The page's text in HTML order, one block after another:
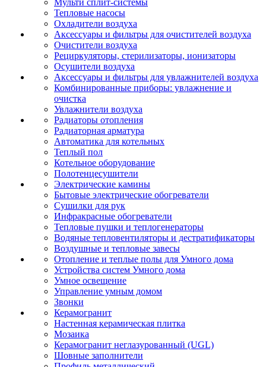
Мульти сплит-системы
Тепловые насосы
Охладители воздуха
Аксессуары и фильтры для очистителей воздуха
Очистители воздуха
Рециркуляторы, стерилизаторы, ионизаторы
Осушители воздуха
Аксессуары и фильтры для увлажнителей воздуха
Комбинированные приборы: увлажнение и
очистка
Увлажнители воздуха
Радиаторы отопления
Радиаторная арматура
Автоматика для котельных
Теплый пол
Котельное оборудование
Полотенцесушители
Электрические камины
Бытовые электрические обогреватели
Сушилки для рук
Инфракрасные обогреватели
Тепловые пушки и теплогенераторы
Водяные тепловентиляторы и дестратификаторы
Воздушные и тепловые завесы
Отопление и теплые полы для Умного дома
Устройства систем Умного дома
Умное освещение
Управление умным домом
Звонки
Керамогранит
Настенная керамическая плитка
Мозаика
Керамогранит неглазурованный (UGL)
Шовные заполнители